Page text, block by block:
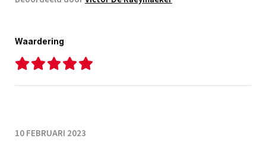
Waardering
10 FEBRUARI 2023